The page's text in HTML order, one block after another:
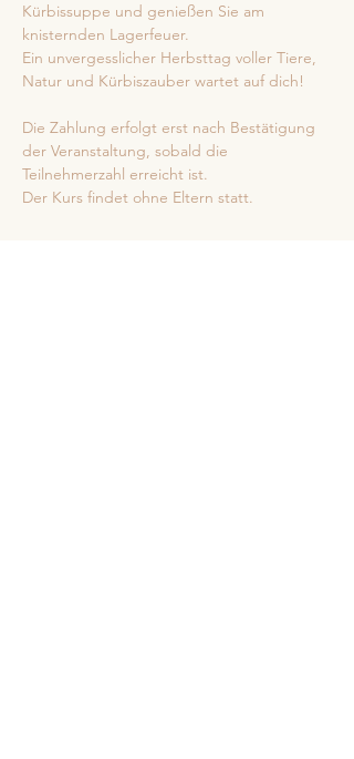
Kürbissuppe und genießen Sie am
knisternden Lagerfeuer.
Ein unvergesslicher Herbsttag voller Tiere,
Natur und Kürbiszauber wartet auf dich!
Die Zahlung erfolgt erst nach Bestätigung
der Veranstaltung, sobald die
Teilnehmerzahl erreicht ist.
Der Kurs findet ohne Eltern statt.